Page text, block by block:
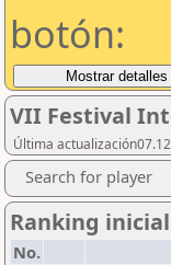
botón:
VII Festival
Última
Search for player
Ranking inicial
No.